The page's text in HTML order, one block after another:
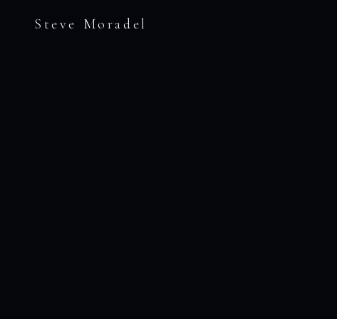
Steve Moradel